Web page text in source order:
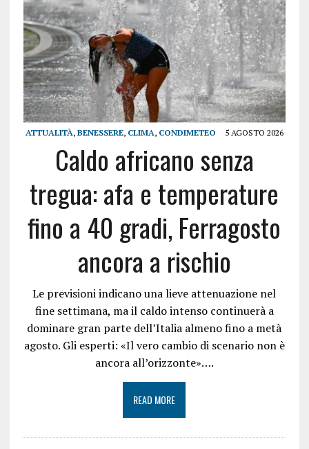
ATTUALITÀ, BENESSERE, CLIMA, CONDIMETEO 5 AGOSTO 2026
Caldo africano senza
tregua: afa e temperature
fino a 40 gradi, Ferragosto
ancora a rischio
Le previsioni indicano una lieve attenuazione nel
fine settimana, ma il caldo intenso continuerà a
dominare gran parte dell’Italia almeno fino a metà
agosto. Gli esperti: «Il vero cambio di scenario non è
ancora all’orizzonte»….
READ MORE